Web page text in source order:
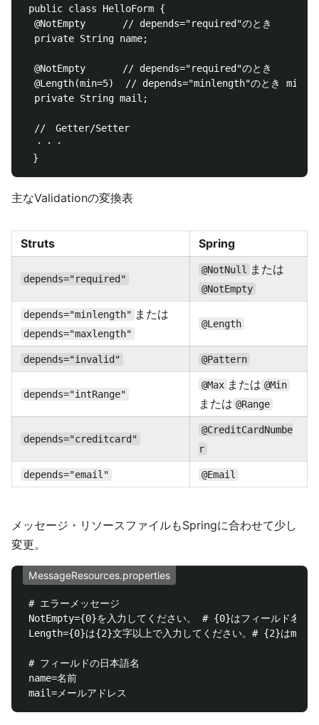
public class HelloForm {
  @NotEmpty   　　// depends="required"のとき
  private String name;
  @NotEmpty   　　// depends="required"のとき
@Length(min=5)  // depends="minlength"のとき minは
  private String mail;
  //　Getter/Setter
  ・・・
主なValidationの変換表
Struts Spring
depends="required"
@NotNull または
@NotEmpty
depends="minlength" または
depends="maxlength"
@Length
depends="invalid" @Pattern
depends="intRange"
@Max または @Min
または @Range
depends="creditcard"
@CreditCardNumbe
r
depends="email" @Email
メッセージ・リソースファイルもSpringに合わせて少し
変更。
MessageResources.properties
# エラーメッセージ
NotEmpty={0}を入力してください。 # {0}はフィールド名
Length={0}は{2}文字以上で入力してください。# {2}はminの
# フィールドの日本語名
name=名前